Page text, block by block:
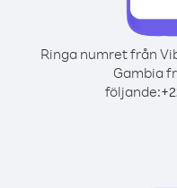
Ringa numret från
Gambia
följande:+